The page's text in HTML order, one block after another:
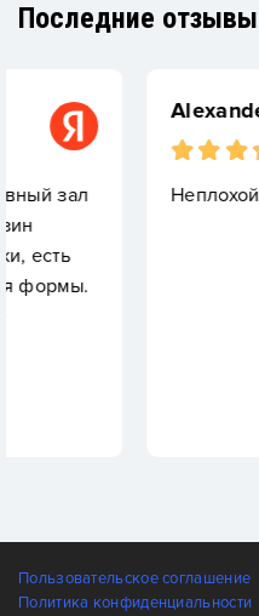
Последние отзывы
Alexander Lubkin
Неплохой каток
Пользовательское соглашение
Политика конфиденциальности